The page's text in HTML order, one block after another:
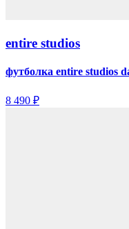
entire studios
футболка entire studios
8 490 ₽